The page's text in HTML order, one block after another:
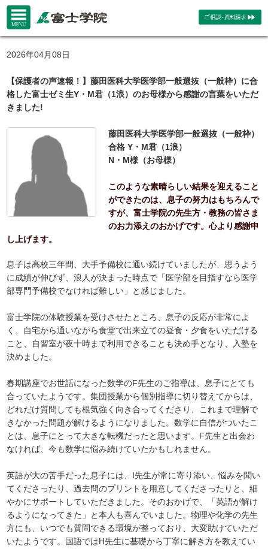
2026年04月08日
【保護者の声速報！】藤田医科大学医学部一般選抜（一般枠）に合
格した富士ゼミ生Y・M君（1浪）のお母様から感謝の言葉をいただ
きました!
藤田医科大学医学部一般選抜（一般枠）
合格 Y・M君（1浪）
N・M様（お母様）
このような素晴らしい結果を迎えること
ができたのは、息子の努力はもちろんで
すが、富士学院の先生方・教務の皆さま
のお力添えのおかげです。心より感謝申
し上げます。
息子は高校三年間、大手予備校に通い続けていましたが、思うよう
に成績が伸びず、浪人が決まった時点で「医学部を目指すなら医学
部専門予備校でなければ難しい」と感じました。
富士学院の体験授業を受けさせたところ、息子の反応が非常によ
く、自宅から通いながら食堂で出来立ての昼食・夕食をいただける
こと、自習室が夜十時まで利用できることも決め手となり、入塾を
決めました。
春期講座でお世話になった数学のF先生のご指導は、息子にとても
合っていたようです。集団授業から個別指導に切り替えてからは、
どれだけ質問しても根気強く向き合ってくださり、これまで理解で
きなかった問題が解けるようになりました。数学に自信がついたこ
とは、息子にとって大きな転機だったと思います。F先生と出会わ
なければ、今も数学に悩み続けていたかもしれません。
英語が大の苦手だった息子には、I先生が常に寄り添い、悩みを聞い
てくださったり、過去問のプリントを用意してくださったりと、細
やかにサポートしていただきました。そのおかげで、「英語が解け
るようになってきた」と本人も喜んでいました。物理や化学の先生
方にも、いつでも質問できる環境が整っており、大変助けていただ
いたようです。国語ではH先生に基礎から丁寧に解き方を教えてい